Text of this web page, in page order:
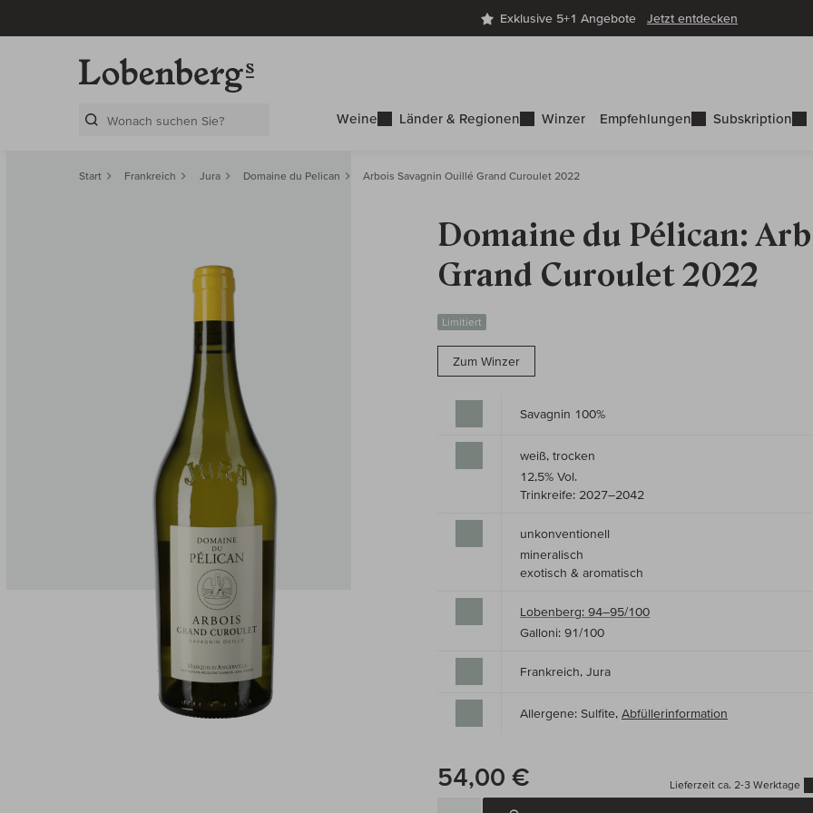
Exklusive 5+1 Angebote Jetzt entdecken
Weine Länder & Regionen Winzer Empfehlungen Subskription
Start Frankreich Jura Domaine du Pelican Arbois Savagnin Ouillé Grand Curoulet 2022
Domaine du Pélican:
Grand Curoulet 2022
Limitiert
Zum Winzer
Savagnin 100%
weiß, trocken
12,5% Vol.
Trinkreife: 2027–2042
unkonventionell
mineralisch
exotisch & aromatisch
Lobenberg: 94–95/100
Galloni: 91/100
Frankreich, Jura
Allergene: Sulfite, Abfüllerinformation
54,00 € Lieferzeit ca. 2-3 Werktage